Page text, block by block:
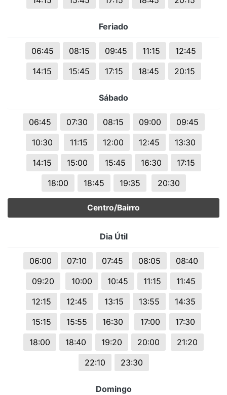
Feriado
06:45 08:15 09:45 11:15
12:45
14:15
15:45 17:15 18:45 20:15
Sábado
06:45 07:30 08:15 09:00
09:45
10:30
11:15 12:00 12:45
13:30
14:15
15:00 15:45 16:30
17:15
18:00
18:45 19:35 20:30
Centro/Bairro
Dia Útil
06:00 07:10 07:45 08:05
08:40
09:20
10:00 10:45 11:15
11:45
12:15
12:45 13:15 13:55
14:35
15:15
15:55 16:30 17:00
17:30
18:00
18:40 19:20 20:00
21:20
22:10
23:30
Domingo